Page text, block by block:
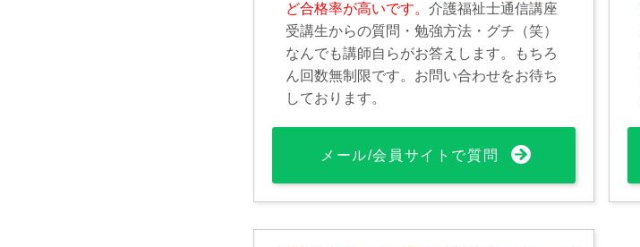
ど合格率が高いです。介護福祉士通信講座
受講生からの質問・勉強方法・グチ（笑）
なんでも講師自らがお答えします。もちろ
ん回数無制限です。お問い合わせをお待ち
しております。
メール/会員サイトで質問